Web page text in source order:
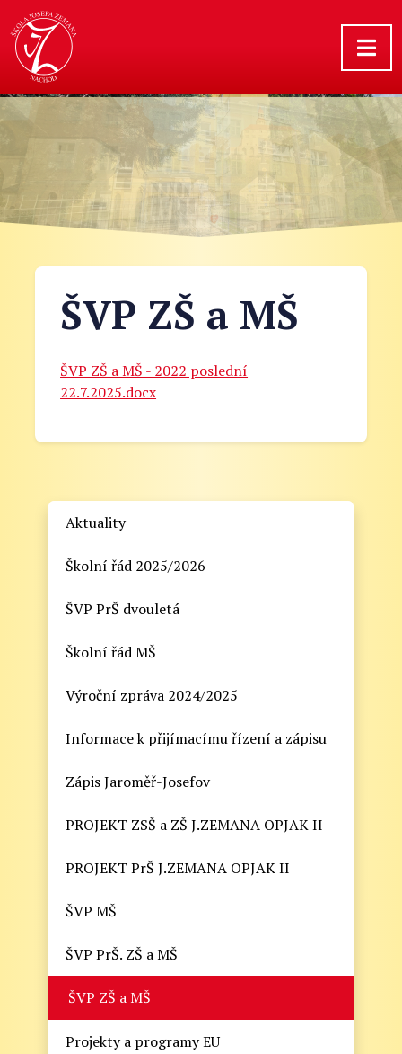
ŠVP ZŠ a MŠ
ŠVP ZŠ a MŠ - 2022 poslední
22.7.2025.docx
Aktuality
Školní řád 2025/2026
ŠVP PrŠ dvouletá
Školní řád MŠ
Výroční zpráva 2024/2025
Informace k přijímacímu řízení a zápisu
Zápis Jaroměř-Josefov
PROJEKT ZSŠ a ZŠ J.ZEMANA OPJAK II
PROJEKT PrŠ J.ZEMANA OPJAK II
ŠVP MŠ
ŠVP PrŠ. ZŠ a MŠ
ŠVP ZŠ a MŠ
Projekty a programy EU